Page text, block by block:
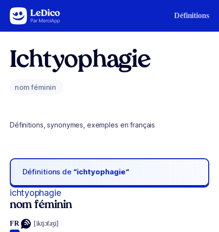
Aller au contenu Définitions
Ichtyophagie
nom féminin
Définitions, synonymes, exemples en français
Définitions de “ichtyophagie“
ichtyophagie
nom féminin
FR [iktjɔfaʒi]